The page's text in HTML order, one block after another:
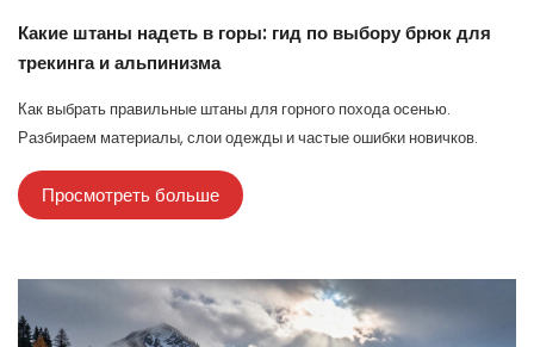
Какие штаны надеть в горы: гид по выбору брюк для
трекинга и альпинизма
Как выбрать правильные штаны для горного похода осенью.
Разбираем материалы, слои одежды и частые ошибки новичков.
Просмотреть больше